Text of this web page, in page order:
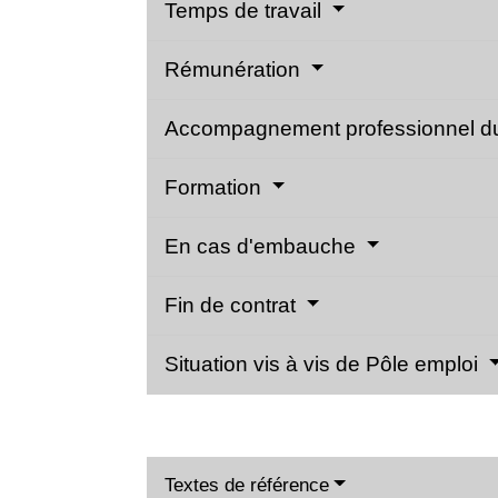
Temps de travail
Rémunération
Accompagnement professionnel
Formation
En cas d'embauche
Fin de contrat
Situation vis à vis de Pôle emploi
Textes de référence